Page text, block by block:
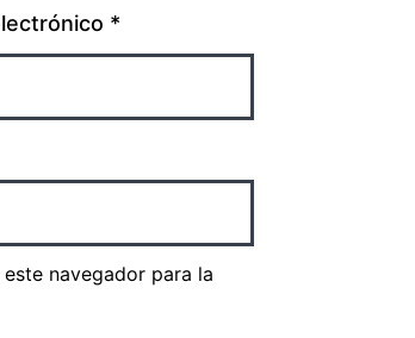
*
navegador para la